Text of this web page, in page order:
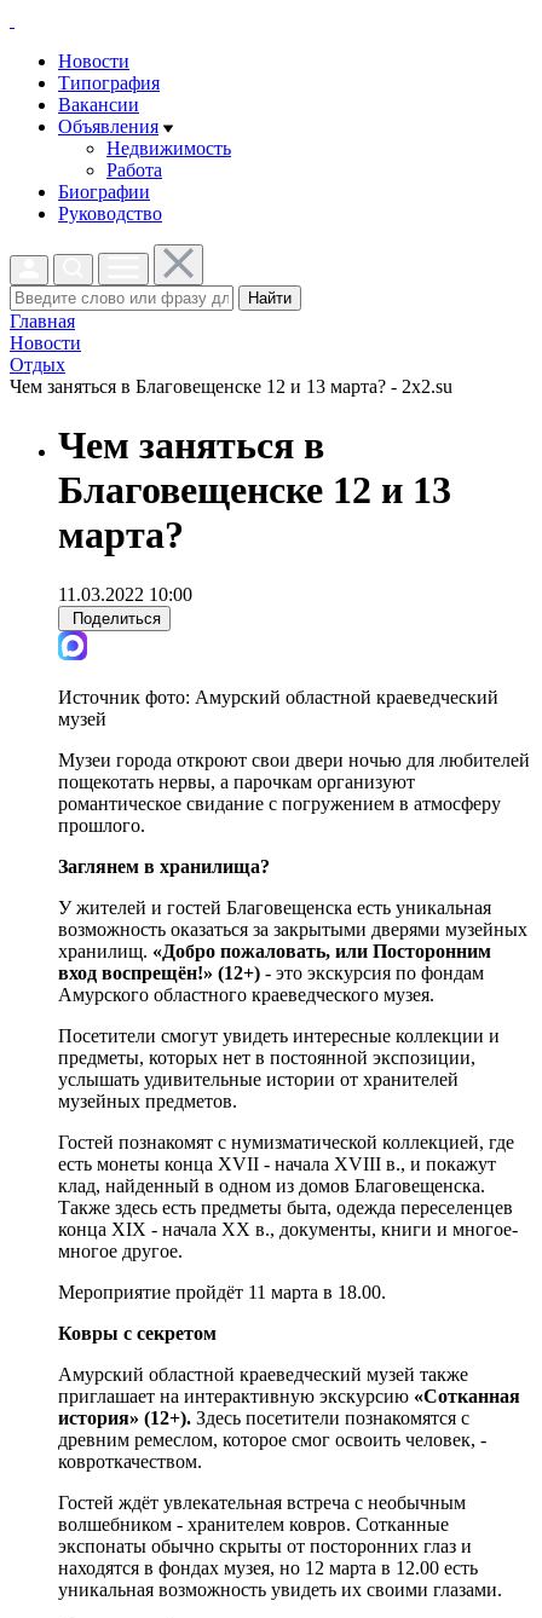
Новости
Типография
Вакансии
Объявления
Недвижимость
Работа
Биографии
Руководство
Найти
Главная
Новости
Отдых
Чем заняться в Благовещенске 12 и 13 марта? - 2x2.su
Чем заняться в
Благовещенске 12 и 13
марта?
11.03.2022 10:00
Поделиться
Источник фото: Амурский областной краеведческий
музей
Музеи города откроют свои двери ночью для любителей
пощекотать нервы, а парочкам организуют
романтическое свидание с погружением в атмосферу
прошлого.
Заглянем в хранилища?
У жителей и гостей Благовещенска есть уникальная
возможность оказаться за закрытыми дверями музейных
хранилищ. «Добро пожаловать, или Посторонним
вход воспрещён!» (12+) - это экскурсия по фондам
Амурского областного краеведческого музея.
Посетители смогут увидеть интересные коллекции и
предметы, которых нет в постоянной экспозиции,
услышать удивительные истории от хранителей
музейных предметов.
Гостей познакомят с нумизматической коллекцией, где
есть монеты конца XVII - начала XVIII в., и покажут
клад, найденный в одном из домов Благовещенска.
Также здесь есть предметы быта, одежда переселенцев
конца XIX - начала XX в., документы, книги и многое-
многое другое.
Мероприятие пройдёт 11 марта в 18.00.
Ковры с секретом
Амурский областной краеведческий музей также
приглашает на интерактивную экскурсию «Сотканная
история» (12+). Здесь посетители познакомятся с
древним ремеслом, которое смог освоить человек, -
ковроткачеством.
Гостей ждёт увлекательная встреча с необычным
волшебником - хранителем ковров. Сотканные
экспонаты обычно скрыты от посторонних глаз и
находятся в фондах музея, но 12 марта в 12.00 есть
уникальная возможность увидеть их своими глазами.